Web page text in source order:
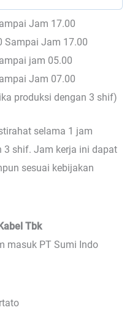
Jam 17.00
Sampai Jam 17.00
jam 05.00
Jam 07.00
produksi dengan 3 shif)
selama 1 jam
3 shif. Jam kerja ini dapat
sesuai kebijakan
Tbk
masuk PT Sumi Indo